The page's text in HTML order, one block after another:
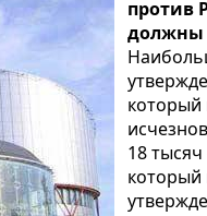
против
должны
который
18
который